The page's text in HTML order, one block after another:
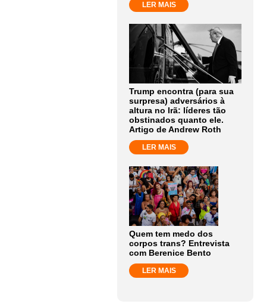
LER MAIS
Trump encontra (para sua
surpresa) adversários à
altura no Irã: líderes tão
obstinados quanto ele.
Artigo de Andrew Roth
LER MAIS
Quem tem medo dos
corpos trans? Entrevista
com Berenice Bento
LER MAIS